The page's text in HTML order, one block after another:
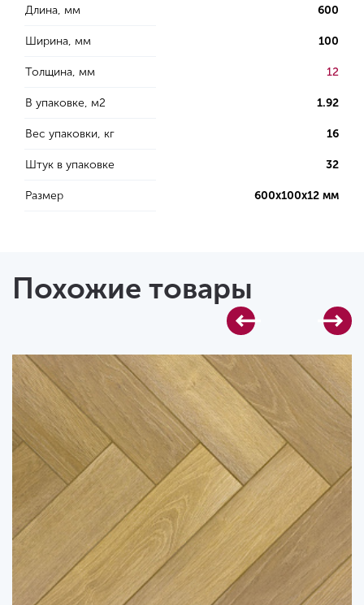
Длина, мм 600
Ширина, мм 100
Толщина, мм 12
В упаковке, м2 1.92
Вес упаковки, кг 16
Штук в упаковке 32
Размер 600х100х12 мм
Похожие товары